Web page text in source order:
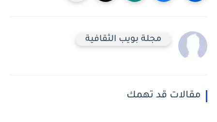
مجلة بويب الثقافية
مقالات قد تهمك